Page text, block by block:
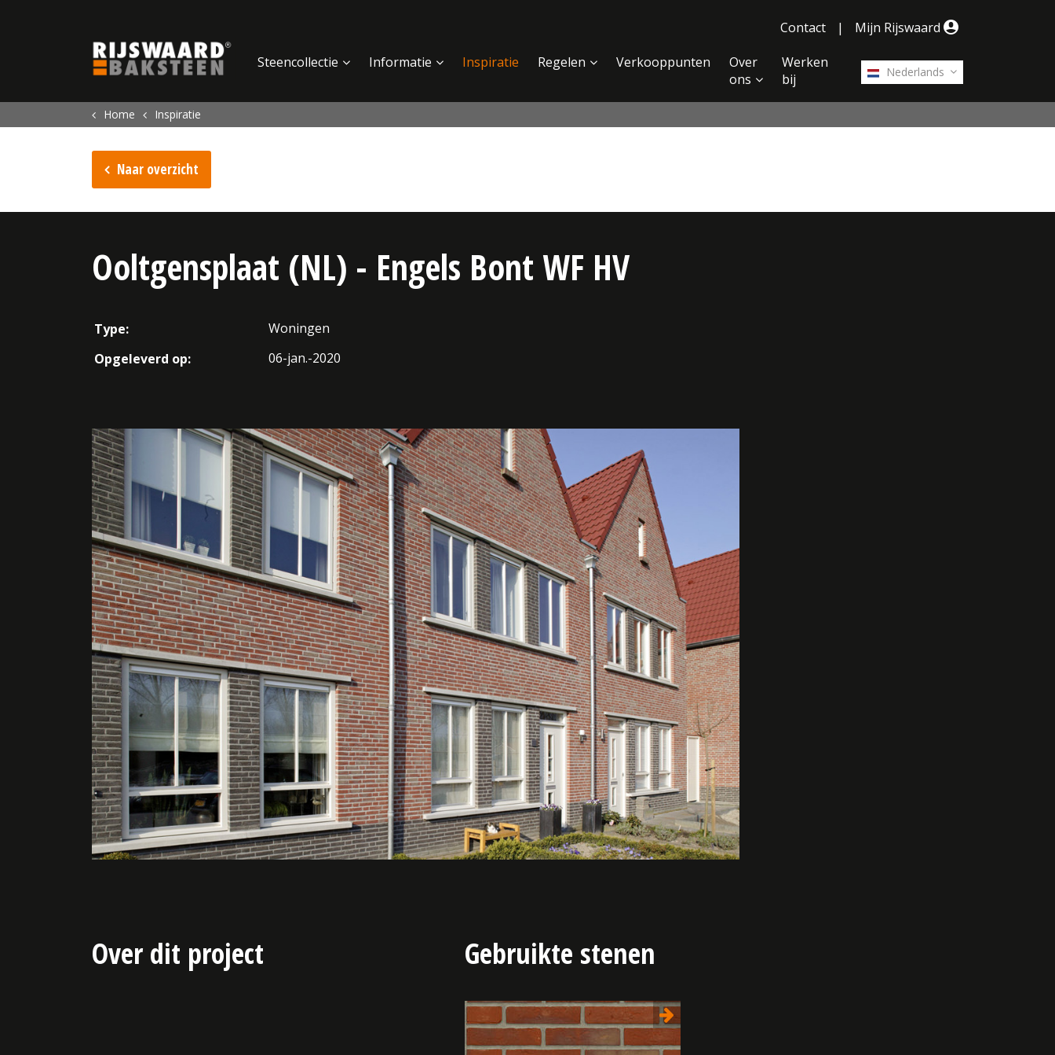
Contact
| Mijn Rijswaard
Nederlands
Steencollectie Informatie Inspiratie Regelen Verkooppunten
Over
ons
Werken
bij
Home Inspiratie
Naar overzicht
Ooltgensplaat (NL) - Engels Bont WF HV
Type:
Woningen
Opgeleverd op:
06-jan.-2020
Over dit project Gebruikte stenen